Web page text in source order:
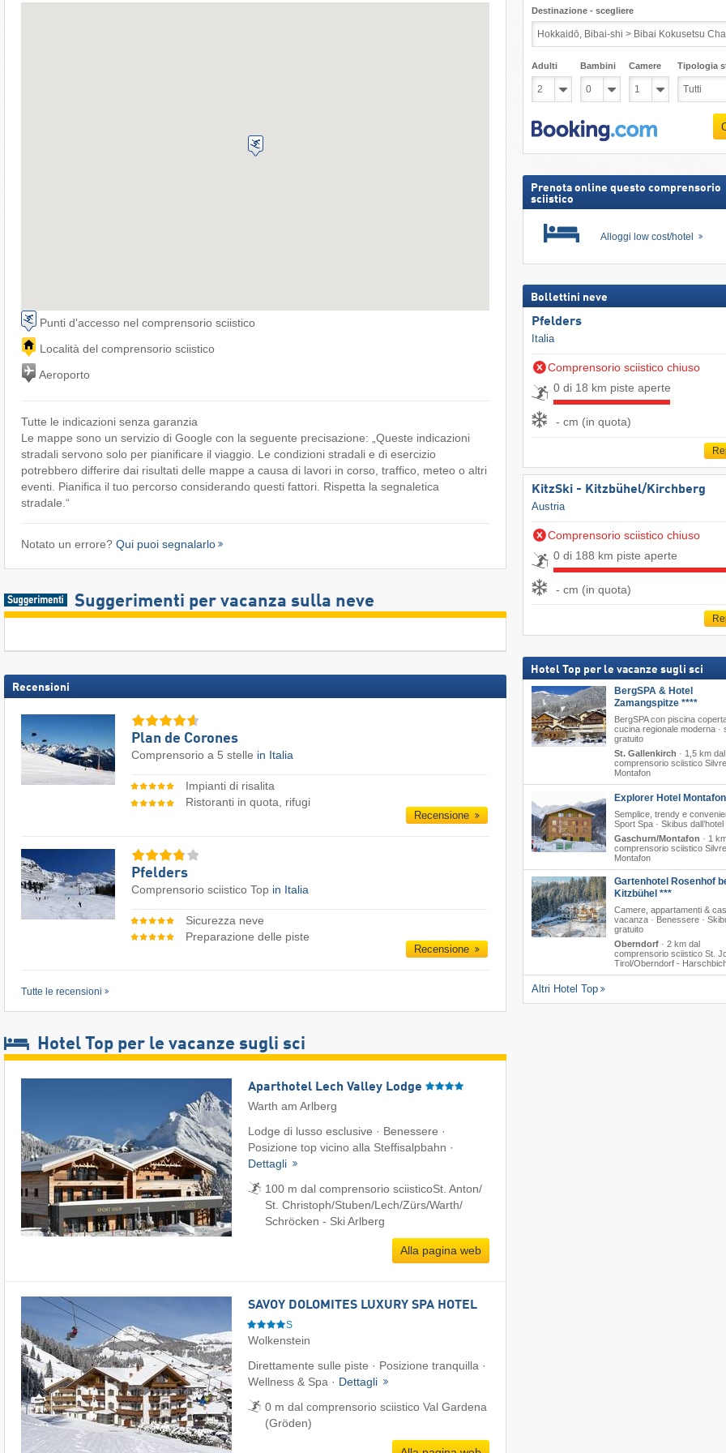
Punti d'accesso nel comprensorio sciistico
Località del comprensorio sciistico
Aeroporto
Tutte le indicazioni senza garanzia
Le mappe sono un servizio di Google con la seguente precisazione: „Queste indicazioni
stradali servono solo per pianificare il viaggio. Le condizioni stradali e di esercizio
potrebbero differire dai risultati delle mappe a causa di lavori in corso, traffico, meteo o altri
eventi. Pianifica il tuo percorso considerando questi fattori. Rispetta la segnaletica
stradale.“
Notato un errore? Qui puoi segnalarlo
Suggerimenti per vacanza sulla neve
Recensioni
Plan de Corones
Comprensorio a 5 stelle in Italia
Impianti di risalita
Ristoranti in quota, rifugi
Recensione
Pfelders
Comprensorio sciistico Top in Italia
Sicurezza neve
Preparazione delle piste
Recensione
Tutte le recensioni
Hotel Top per le vacanze sugli sci
Aparthotel Lech Valley Lodge
Warth am Arlberg
Lodge di lusso esclusive · Benessere ·
Posizione top vicino alla Steffisalpbahn ·
Dettagli
100 m dal comprensorio sciisticoSt. Anton/​
St. Christoph/​Stuben/​Lech/​Zürs/​Warth/​
Schröcken - Ski Arlberg
Alla pagina web
SAVOY DOLOMITES LUXURY SPA HOTEL
S
Wolkenstein
Direttamente sulle piste · Posizione tranquilla ·
Wellness & Spa · Dettagli
0 m dal comprensorio sciistico Val Gardena
(Gröden)
Destinazione - scegliere
Adulti Bambini Camere Tipologia
Prenota online questo comprensorio
sciistico
Alloggi low cost/hotel
Bollettini neve
Pfelders
Italia
Comprensorio sciistico chiuso
0 di 18 km piste aperte
- cm (in quota)
KitzSki - Kitzbühel/​Kirchberg
Austria
Comprensorio sciistico chiuso
0 di 188 km piste aperte
- cm (in quota)
Hotel Top per le vacanze sugli sci
BergSPA & Hotel
Zamangspitze ****
BergSPA con piscina
cucina regionale moderna ·
gratuito
St. Gallenkirch · 1,5 km dal
comprensorio sciistico
Montafon
Explorer Hotel Montafon
Semplice, trendy e
Sport Spa · Skibus dall’hotel
Gaschurn/Montafon · 1
comprensorio sciistico
Montafon
Gartenhotel Rosenhof
Kitzbühel ***
Camere, appartamenti &
vacanza · Benessere ·
gratuito
Oberndorf · 2 km dal
comprensorio sciistico St.
Tirol/​Oberndorf -
Altri Hotel Top